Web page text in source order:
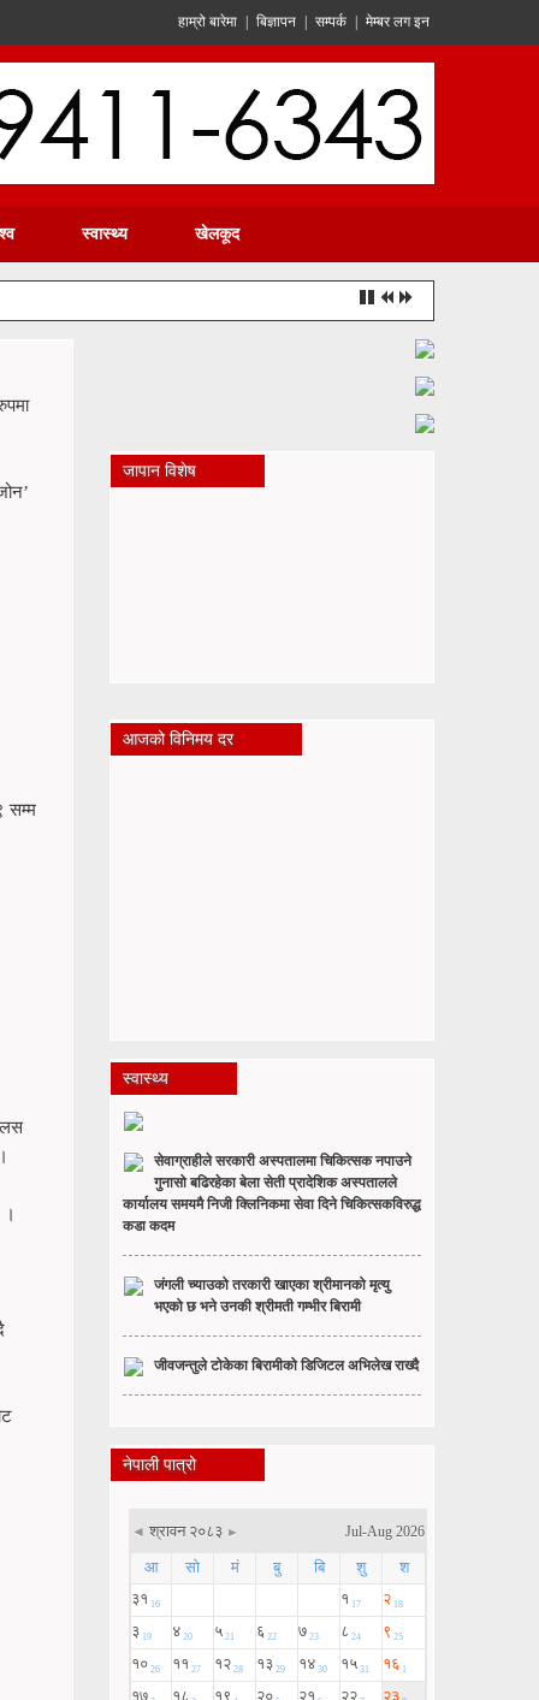
हाम्रो बारेमा बिज्ञापन सम्पर्क मेम्बर लग इन
स्वास्थ्य खेलकूद
सम्म
लस
।
जापान विशेष
आजको विनिमय दर
स्वास्थ्य
सेवाग्राहीले सरकारी अस्पतालमा चिकित्सक नपाउने
गुनासो बढिरहेका बेला सेती प्रादेशिक अस्पतालले
कार्यालय समयमै निजी क्लिनिकमा सेवा दिने चिकित्सकविरुद्ध
कडा कदम
जंगली च्याउको तरकारी खाएका श्रीमानको मृत्यु
भएको छ भने उनकी श्रीमती गम्भीर बिरामी
जीवजन्तुले टोकेका बिरामीको डिजिटल अभिलेख राख्दै
नेपाली पात्रो